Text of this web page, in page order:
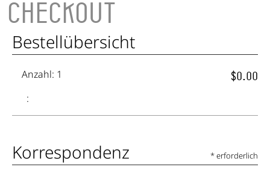
Checkout
Bestellübersicht
1
:
$0.00
Korrespondenz * erforderlich